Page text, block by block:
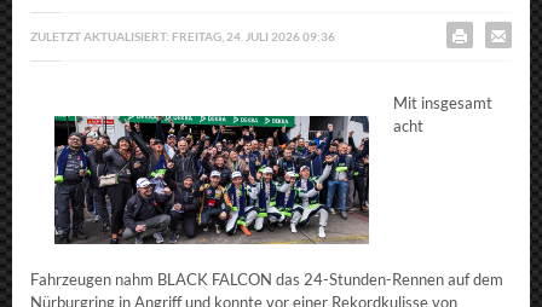
ZULETZT AKTUALISIERT: FREITAG, 24. JULI 2026 09:36
Mit insgesamt
acht
Fahrzeugen nahm BLACK FALCON das 24-Stunden-Rennen auf dem
Nürburgring in Angriff und konnte vor einer Rekordkulisse von